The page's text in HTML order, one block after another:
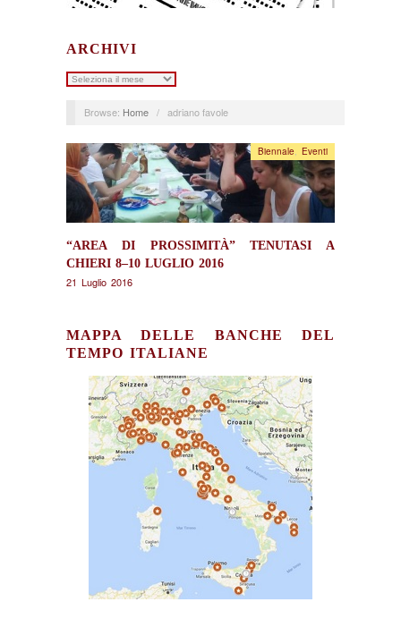
ARCHIVI
Archivi
Browse: Home / adriano favole
“AREA DI PROSSIMITÀ” TENUTASI A
CHIERI 8–10 LUGLIO 2016
21 Luglio 2016
Biennale Eventi
MAPPA DELLE BANCHE DEL
TEMPO ITALIANE